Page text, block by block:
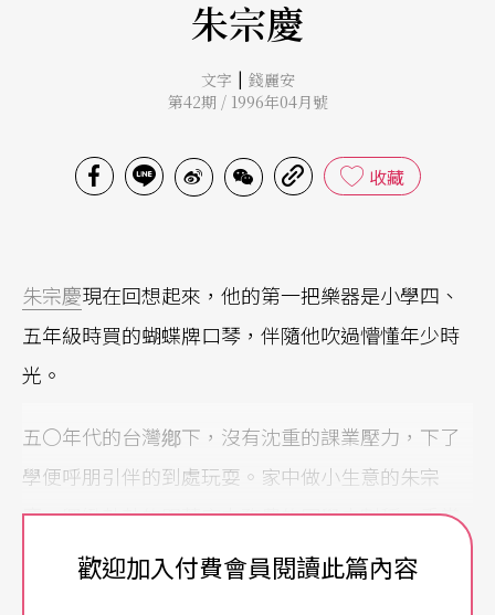
朱宗慶
文字 | 錢麗安
第42期 / 1996年04月號
收藏
朱宗慶現在回想起來，他的第一把樂器是小學四、
五年級時買的蝴蝶牌口琴，伴隨他吹過懵懂年少時
光。
五〇年代的台灣鄕下，沒有沈重的課業壓力，下了
學便呼朋引伴的到處玩耍。家中做小生意的朱宗
慶，興緻勃勃的跟著家中務農的同學去割稻，手掌
割下一塊肉，至今疤痕猶在。灌蟋蟀、打彈珠、烤
歡迎加入付費會員閱讀此篇內容